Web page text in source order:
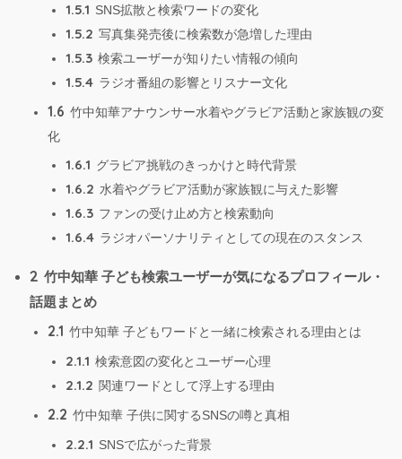
1.5.1 SNS拡散と検索ワードの変化
1.5.2 写真集発売後に検索数が急増した理由
1.5.3 検索ユーザーが知りたい情報の傾向
1.5.4 ラジオ番組の影響とリスナー文化
1.6 竹中知華アナウンサー水着やグラビア活動と家族観の変
化
1.6.1 グラビア挑戦のきっかけと時代背景
1.6.2 水着やグラビア活動が家族観に与えた影響
1.6.3 ファンの受け止め方と検索動向
1.6.4 ラジオパーソナリティとしての現在のスタンス
2 竹中知華 子ども検索ユーザーが気になるプロフィール・
話題まとめ
2.1 竹中知華 子どもワードと一緒に検索される理由とは
2.1.1 検索意図の変化とユーザー心理
2.1.2 関連ワードとして浮上する理由
2.2 竹中知華 子供に関するSNSの噂と真相
2.2.1 SNSで広がった背景